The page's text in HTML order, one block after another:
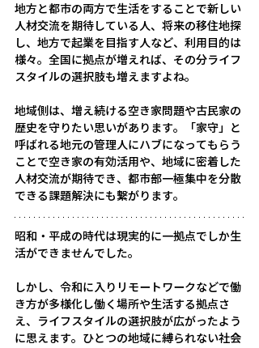
地方と都市の両方で生活をすることで新しい
人材交流を期待している人、将来の移住地探
し、地方で起業を目指す人など、利用目的は
様々。全国に拠点が増えれば、その分ライフ
スタイルの選択肢も増えますよね。
地域側は、増え続ける空き家問題や古民家の
歴史を守りたい思いがあります。「家守」と
呼ばれる地元の管理人にハブになってもらう
ことで空き家の有効活用や、地域に密着した
人材交流が期待でき、都市部一極集中を分散
できる課題解決にも繋がります。
昭和・平成の時代は現実的に一拠点でしか生
活ができませんでした。
しかし、令和に入りリモートワークなどで働
き方が多様化し働く場所や生活する拠点さ
え、ライフスタイルの選択肢が広がったよう
に思えます。ひとつの地域に縛られない社会